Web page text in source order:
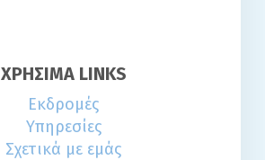
ΧΡΗΣΙΜΑ LINKS
Εκδρομές
Υπηρεσίες
Σχετικά με εμάς